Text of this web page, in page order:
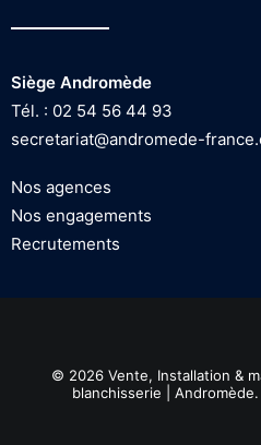
Siège Andromède
Tél. : 02 54 56 44 93
secretariat@andromede-
Nos agences
Nos engagements
Recrutements
© 2026 Vente, Installation &
blanchisserie |